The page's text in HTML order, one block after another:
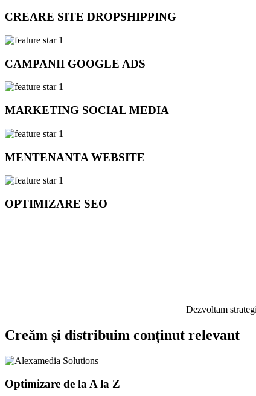
CREARE SITE DROPSHIPPING
CAMPANII GOOGLE ADS
MARKETING SOCIAL MEDIA
MENTENANTA WEBSITE
OPTIMIZARE SEO
Dezvoltam
Creăm și distribuim conținut relevant
Optimizare de la A la Z